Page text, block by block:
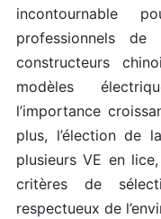
incontournable
professionnels de
constructeurs
modèles
l’importance
plus, l’élection de
plusieurs VE en
critères de
respectueux de